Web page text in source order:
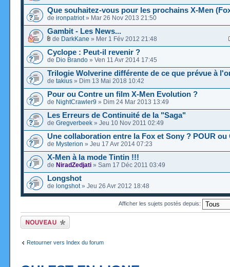
Que souhaitez-vous pour les prochains X-Men
de ironpatriot» Mar 26 Nov 2013 21:50
Gambit - Les News...
de DarkKane » Mer 1 Fév 2012 21:48
Cyclope : Peut-il revenir ?
de Dio Brando » Ven 11 Avr 2014 17:45
Trilogie Wolverine différente de ce que prévue à
de takius » Dim 13 Mai 2018 10:42
Pour ou Contre un film X-Men Evolution ?
de NightCrawler9 » Dim 24 Mar 2013 13:49
Les Erreurs de Continuité de la "Saga"
de Gregverbeek » Jeu 10 Nov 2011 02:49
Une collaboration entre la Fox et Sony ? POUR ou
de Mysterion » Jeu 17 Avr 2014 07:23
X-Men à la mode Tintin !!!
de NiradZedjati » Sam 17 Déc 2011 03:49
Longshot
de longshot» Jeu 26 Avr 2012 18:48
Afficher les sujets postés depuis:
Ecrire un nouveau
sujet
Retourner vers Index du forum